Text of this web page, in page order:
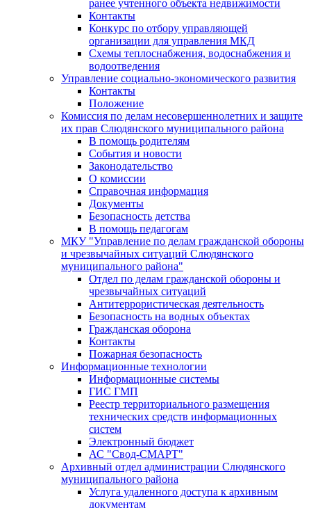
ранее учтенного объекта недвижимости
Контакты
Конкурс по отбору управляющей
организации для управления МКД
Схемы теплоснабжения, водоснабжения и
водоотведения
Управление социально-экономического развития
Контакты
Положение
Комиссия по делам несовершеннолетних и защите
их прав Слюдянского муниципального района
В помощь родителям
События и новости
Законодательство
О комиссии
Справочная информация
Документы
Безопасность детства
В помощь педагогам
МКУ "Управление по делам гражданской обороны
и чрезвычайных ситуаций Слюдянского
муниципального района"
Отдел по делам гражданской обороны и
чрезвычайных ситуаций
Антитеррористическая деятельность
Безопасность на водных объектах
Гражданская оборона
Контакты
Пожарная безопасность
Информационные технологии
Информационные системы
ГИС ГМП
Реестр территориального размещения
технических средств информационных
систем
Электронный бюджет
АС "Свод-СМАРТ"
Архивный отдел администрации Слюдянского
муниципального района
Услуга удаленного доступа к архивным
документам